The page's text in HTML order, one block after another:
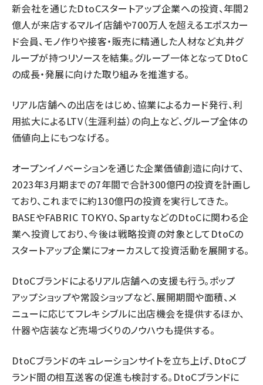
新会社を通じたDtoCスタートアップ企業への投資、年間2
億人が来店するマルイ店舗や700万人を超えるエポスカー
ド会員、モノ作りや接客・販売に精通した人材など丸井グ
ループが持つリソースを結集。グループ一体となってDtoC
の成長・発展に向けた取り組みを推進する。
リアル店舗への出店をはじめ、協業によるカード発行、利
用拡大によるLTV（生涯利益）の向上など、グループ全体の
価値向上にもつなげる。
オープンイノベーションを通じた企業価値創造に向けて、
2023年3月期までの7年間で合計300億円の投資を計画し
ており、これまでに約130億円の投資を実行してきた。
BASEやFABRIC TOKYO、SpartyなどのDtoCに関わる企
業へ投資しており、今後は戦略投資の対象としてDtoCの
スタートアップ企業にフォーカスして投資活動を展開する。
DtoCブランドによるリアル店舗への支援も行う。ポップ
アップショップや常設ショップなど、展開期間や面積、メ
ニューに応じてフレキシブルに出店機会を提供するほか、
什器や店装など売場づくりのノウハウも提供する。
DtoCブランドのキュレーションサイトを立ち上げ、DtoCブ
ランド間の相互送客の促進も検討する。DtoCブランドに